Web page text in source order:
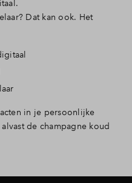
Dat kan ook. Het
in je persoonlijke
de champagne koud